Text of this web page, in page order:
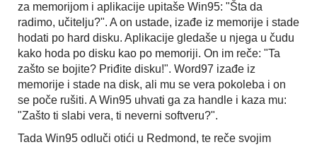
za memorijom i aplikacije upitaše Win95: "Šta da
radimo, učitelju?". A on ustade, izađe iz memorije i stade
hodati po hard disku. Aplikacije gledaše u njega u čudu
kako hoda po disku kao po memoriji. On im reče: "Ta
zašto se bojite? Priđite disku!". Word97 izađe iz
memorije i stade na disk, ali mu se vera pokoleba i on
se poče rušiti. A Win95 uhvati ga za handle i kaza mu:
"Zašto ti slabi vera, ti neverni softveru?".
Tada Win95 odluči otići u Redmond, te reče svojim